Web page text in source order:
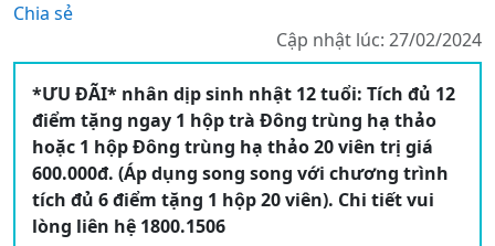
Chia sẻ
Cập nhật lúc: 27/02/2024
*ƯU ĐÃI* nhân dịp sinh nhật 12 tuổi: Tích đủ 12
điểm tặng ngay 1 hộp trà Đông trùng hạ thảo
hoặc 1 hộp Đông trùng hạ thảo 20 viên trị giá
600.000đ. (Áp dụng song song với chương trình
tích đủ 6 điểm tặng 1 hộp 20 viên). Chi tiết vui
lòng liên hệ 1800.1506